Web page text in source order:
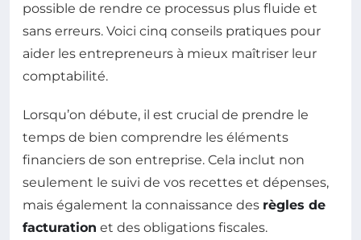
possible de rendre ce processus plus fluide et
sans erreurs. Voici cinq conseils pratiques pour
aider les entrepreneurs à mieux maîtriser leur
comptabilité.
Lorsqu’on débute, il est crucial de prendre le
temps de bien comprendre les éléments
financiers de son entreprise. Cela inclut non
seulement le suivi de vos recettes et dépenses,
mais également la connaissance des règles de
facturation et des obligations fiscales.